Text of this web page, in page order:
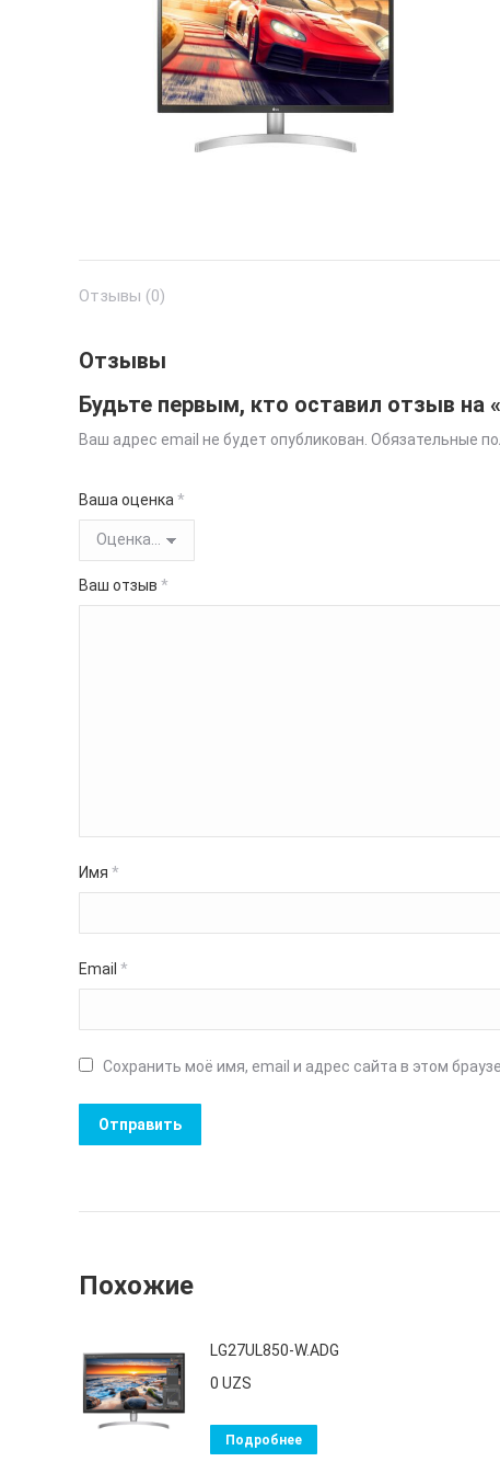
Отзывы (0)
Отзывы
Будьте первым, кто оставил отзыв на
Ваш адрес email не будет опубликован. Обязательные
Ваша оценка *
Ваш отзыв *
Имя *
Email *
Сохранить моё имя, email и адрес сайта в этом
Похожие
LG27UL850-W.ADG
0 UZS
Подробнее